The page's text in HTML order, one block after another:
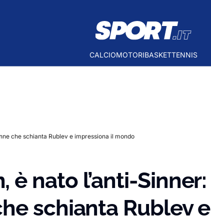
CALCIOMOTORIBASKETTENNIS
che schianta Rublev e impressiona il mondo
è nato l’anti-Sinner:
schianta Rublev e